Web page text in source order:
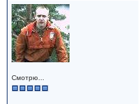
Смотрю...